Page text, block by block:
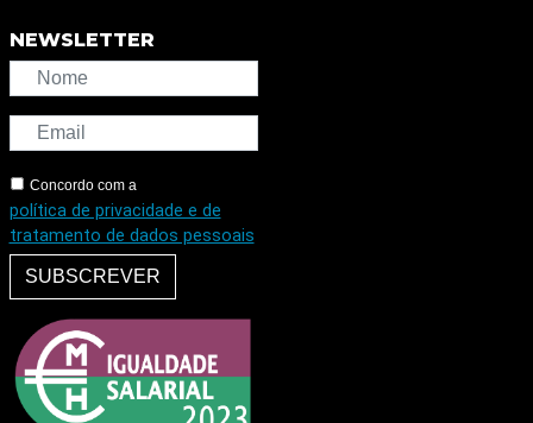
NEWSLETTER
Concordo com a
política de privacidade e de
tratamento de dados pessoais
SUBSCREVER